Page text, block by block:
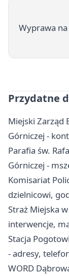
Wyprawa
Przydatne
Miejski Zarząd
Górniczej -
Parafia św.
Górniczej -
Komisariat
dzielnicowi,
Straż Miejska
interwencje,
Stacja
- adresy,
WORD